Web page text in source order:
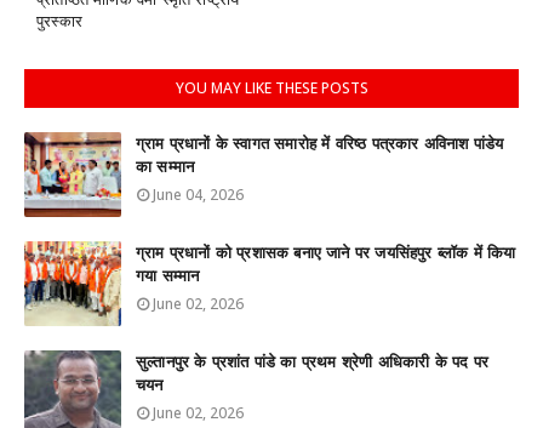
पुरस्कार
YOU MAY LIKE THESE POSTS
ग्राम प्रधानों के स्वागत समारोह में वरिष्ठ पत्रकार अविनाश पांडेय
का सम्मान
June 04, 2026
ग्राम प्रधानों को प्रशासक बनाए जाने पर जयसिंहपुर ब्लॉक में किया
गया सम्मान
June 02, 2026
सुल्तानपुर के प्रशांत पांडे का प्रथम श्रेणी अधिकारी के पद पर
चयन
June 02, 2026